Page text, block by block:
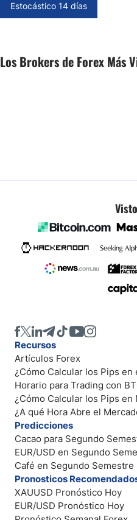
Estocástico 14 días
Los Brokers de Forex Más
Recursos
Artículos Forex
¿Cómo Calcular los Pips en
Horario para Trading con
¿Cómo Calcular los Pips en
¿A qué Hora Abre el
Predicciones
Cacao para Segundo
EUR/USD en Segundo
Café en Segundo Semestre
Pronosticos
XAUUSD Pronóstico Hoy
EUR/USD Pronóstico Hoy